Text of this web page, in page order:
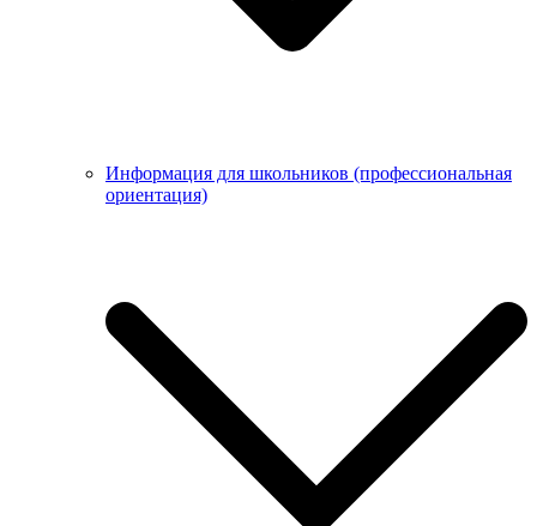
Информация для школьников (профессиональная
ориентация)